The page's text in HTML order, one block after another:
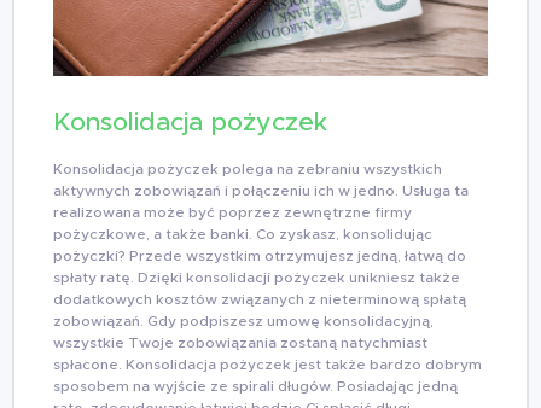
Konsolidacja pożyczek
Konsolidacja pożyczek polega na zebraniu wszystkich
aktywnych zobowiązań i połączeniu ich w jedno. Usługa ta
realizowana może być poprzez zewnętrzne firmy
pożyczkowe, a także banki. Co zyskasz, konsolidując
pożyczki? Przede wszystkim otrzymujesz jedną, łatwą do
spłaty ratę. Dzięki konsolidacji pożyczek unikniesz także
dodatkowych kosztów związanych z nieterminową spłatą
zobowiązań. Gdy podpiszesz umowę konsolidacyjną,
wszystkie Twoje zobowiązania zostaną natychmiast
spłacone. Konsolidacja pożyczek jest także bardzo dobrym
sposobem na wyjście ze spirali długów. Posiadając jedną